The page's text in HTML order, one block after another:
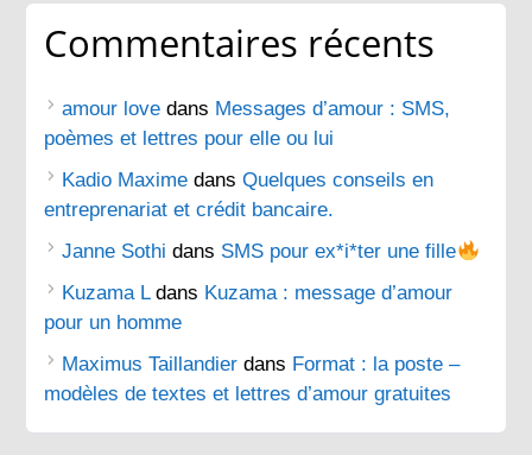
Commentaires récents
amour love dans Messages d’amour : SMS,
poèmes et lettres pour elle ou lui
Kadio Maxime dansQuelques conseils en
entreprenariat et crédit bancaire.
Janne Sothi dans SMS pour ex*i*ter une fille
Kuzama Ldans Kuzama : message d’amour
pour un homme
Maximus Taillandier dans Format : la poste –
modèles de textes et lettres d’amour gratuites